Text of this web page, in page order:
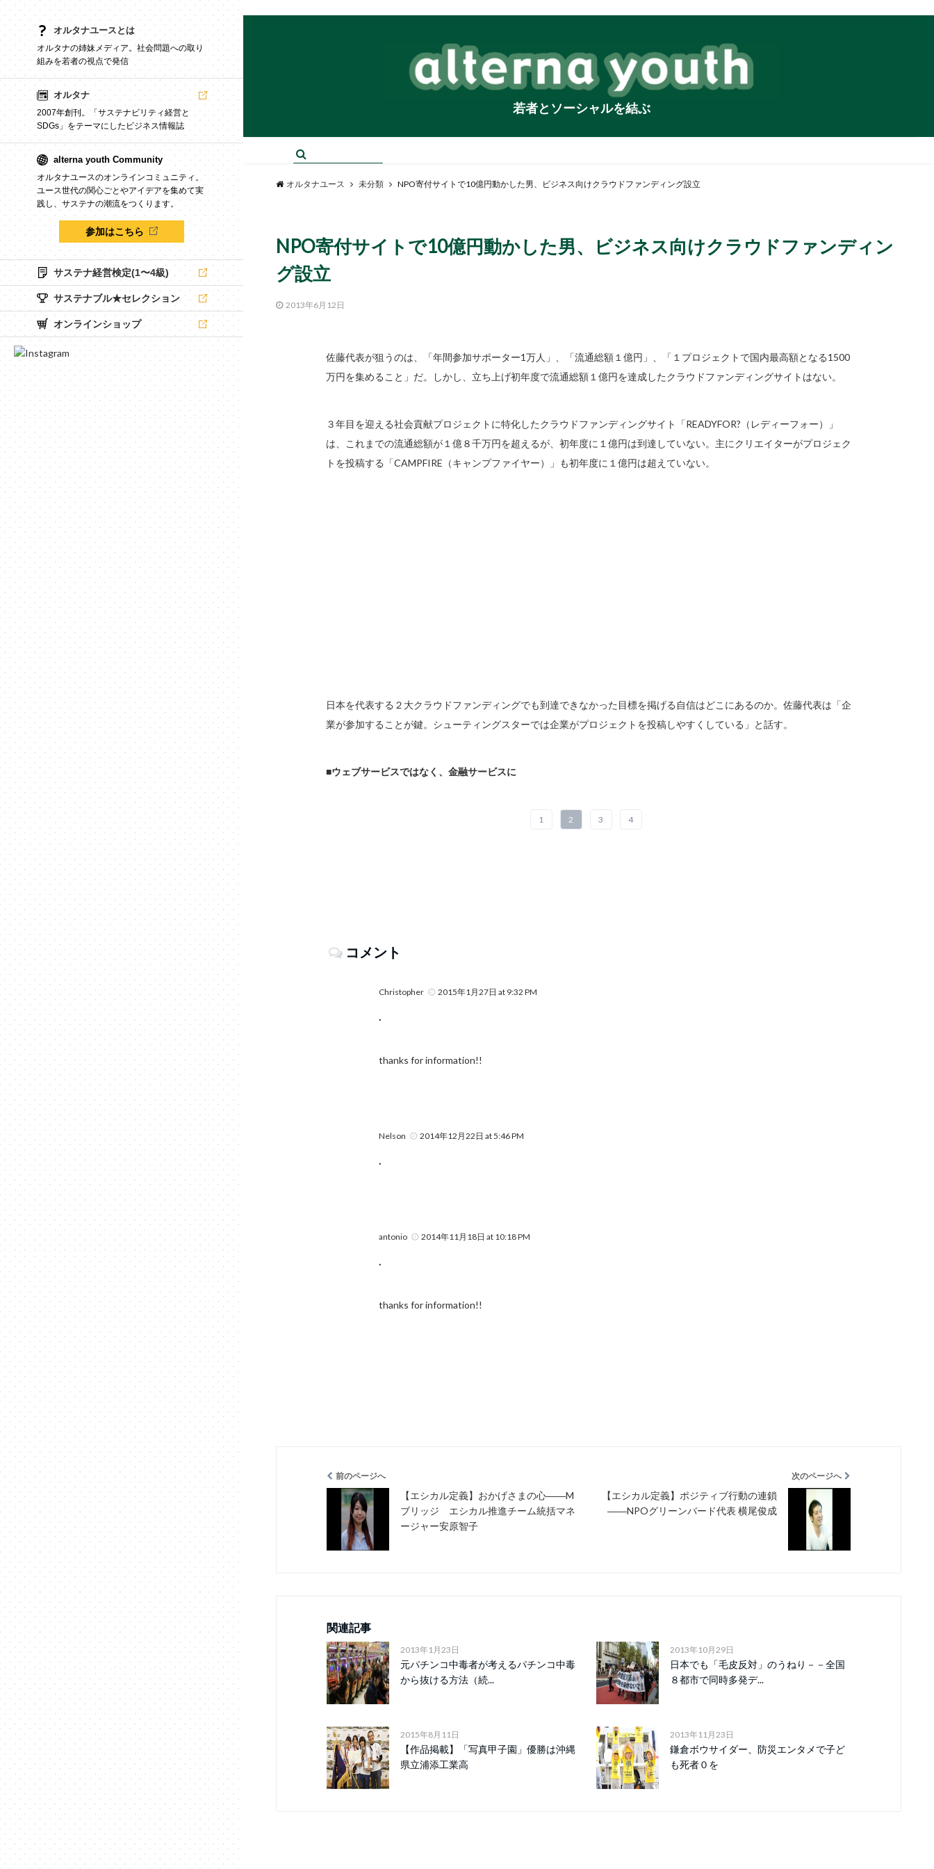
オルタナユースとは
オルタナの姉妹メディア。社会問題への取り
組みを若者の視点で発信
オルタナ
2007年創刊。「サステナビリティ経営と
SDGs」をテーマにしたビジネス情報誌
alterna youth Community
オルタナユースのオンラインコミュニティ。
ユース世代の関心ごとやアイデアを集めて実
践し、サステナの潮流をつくります。
参加はこちら
サステナ経営検定(1〜4級)
サステナブル★セレクション
オンラインショップ
若者とソーシャルを結ぶ
オルタナユース 未分類 NPO寄付サイトで10億円動かした男、ビジネス向けクラウドファンディング設立
NPO寄付サイトで10億円動かした男、ビジネス向けクラウドファンディン
グ設立
2013年6月12日
佐藤代表が狙うのは、「年間参加サポーター1万人」、「流通総額１億円」、「１プロジェクトで国内最高額となる1500
万円を集めること」だ。しかし、立ち上げ初年度で流通総額１億円を達成したクラウドファンディングサイトはない。
３年目を迎える社会貢献プロジェクトに特化したクラウドファンディングサイト「READYFOR?（レディーフォー）」
は、これまでの流通総額が１億８千万円を超えるが、初年度に１億円は到達していない。主にクリエイターがプロジェク
トを投稿する「CAMPFIRE（キャンプファイヤー）」も初年度に１億円は超えていない。
日本を代表する２大クラウドファンディングでも到達できなかった目標を掲げる自信はどこにあるのか。佐藤代表は「企
業が参加することが鍵。シューティングスターでは企業がプロジェクトを投稿しやすくしている」と話す。
■ウェブサービスではなく、金融サービスに
1 2 3 4
コメント
Christopher 2015年1月27日 at 9:32 PM
.
thanks for information!!
Nelson 2014年12月22日 at 5:46 PM
.
antonio 2014年11月18日 at 10:18 PM
.
thanks for information!!
前のページへ
【エシカル定義】おかげさまの心――M
ブリッジ エシカル推進チーム統括マネ
ージャー安原智子
次のページへ
【エシカル定義】ポジティブ行動の連鎖
――NPOグリーンバード代表 横尾俊成
関連記事
2013年1月23日
元パチンコ中毒者が考えるパチンコ中毒
から抜ける方法（続...
2013年10月29日
日本でも「毛皮反対」のうねり－－全国
８都市で同時多発デ...
2015年8月11日
【作品掲載】「写真甲子園」優勝は沖縄
県立浦添工業高
2013年11月23日
鎌倉ボウサイダー、防災エンタメで子ど
も死者０を